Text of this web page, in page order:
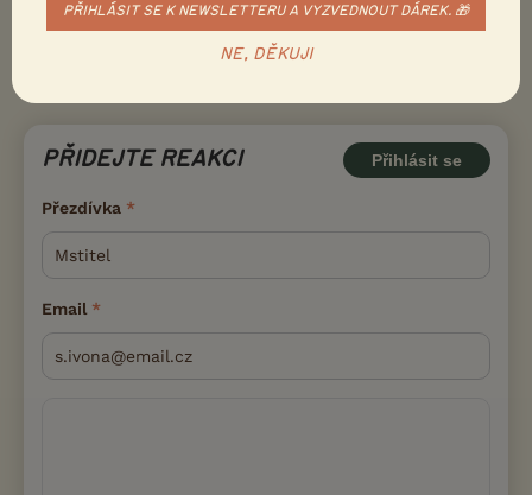
PŘIDEJTE REAKCI Přihlásit se
Přezdívka
Email
PŘIHLÁSIT SE K NEWSLETTERU A VYZVEDNOUT DÁREK. 🎁
NE, DĚKUJI